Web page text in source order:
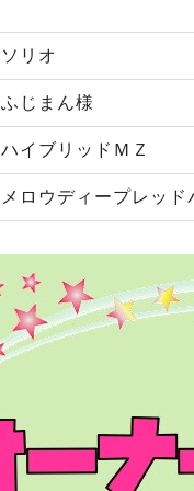
ソリオ
ふじまん様
ハイブリッドＭＺ
メロウディープレッド